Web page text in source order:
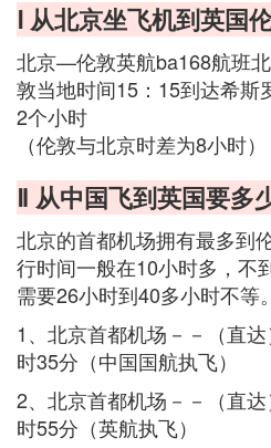
Ⅰ 从北京坐飞机到英国
北京—伦敦英航ba168航班
敦当地时间15：15到达希斯
2个小时
（伦敦与北京时差为8小时）
Ⅱ 从中国飞到英国要多
北京的首都机场拥有最多到
行时间一般在10小时多，不
需要26小时到40多小时不等。
1、北京首都机场－－（直
时35分（中国国航执飞）
2、北京首都机场－－（直
时55分（英航执飞）